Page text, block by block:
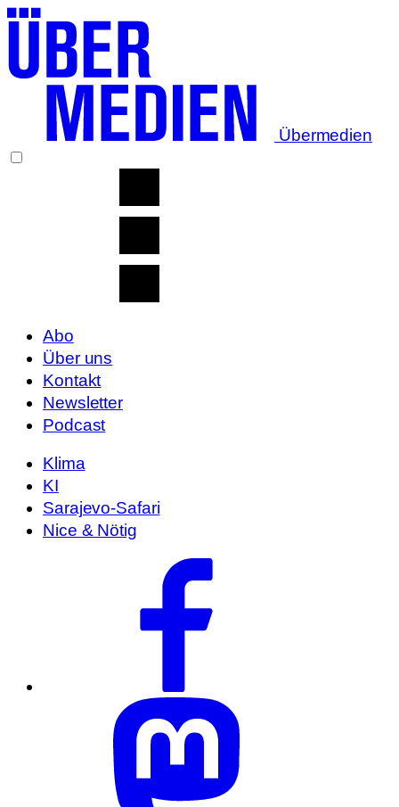
Übermedien
Abo
Über uns
Kontakt
Newsletter
Podcast
Klima
KI
Sarajevo-Safari
Nice & Nötig